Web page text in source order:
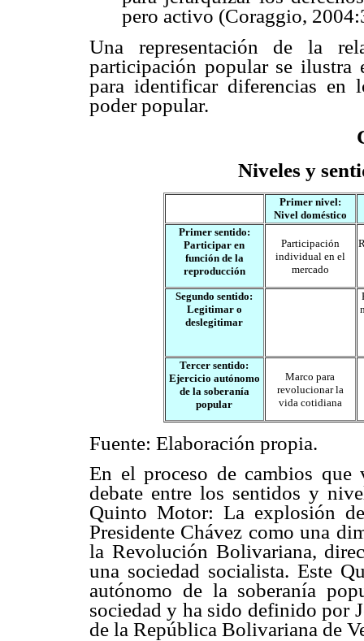
pero activo (Coraggio,
Una representación de la
participación popular se
para identificar diferencias en
poder popular.
Niveles y
Primer nivel:
Nivel doméstico
Primer sentido:
Participar en
función de la
reproducción
Participación
individual en el
mercado
Segundo sentido:
Legitimar o
deslegitimar
Tercer sentido:
Ejercicio autónomo
de la soberanía
popular
Marco para
revolucionar la
vida cotidiana
Fuente: Elaboración propia.
En el proceso de cambios que
debate entre los sentidos y
Quinto Motor: La explosión
Presidente Chávez como una
la Revolución Bolivariana,
una sociedad socialista. Este
autónomo de la soberanía
sociedad y ha sido definido por
de la República Bolivariana de